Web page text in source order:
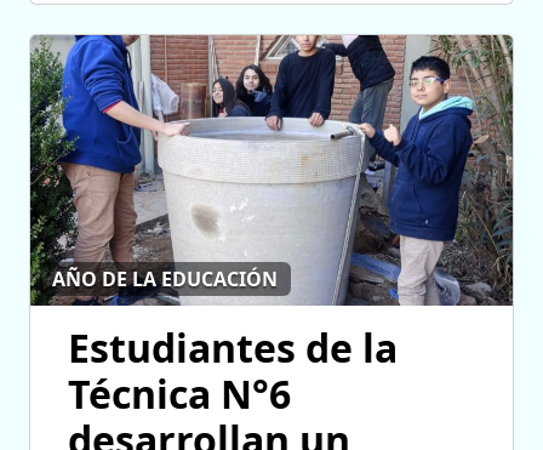
AÑO DE LA EDUCACIÓN
Estudiantes de la
Técnica N°6
desarrollan un